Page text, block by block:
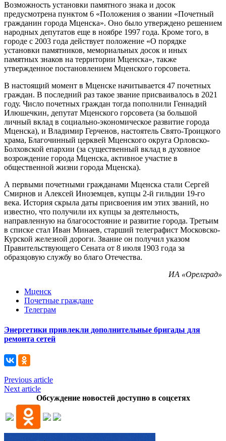
Возможность установки памятного знака и досок
предусмотрена пунктом 6 «Положения о звании «Почетный
гражданин города Мценска». Оно было утверждено решением
народных депутатов еще в ноябре 1997 года. Кроме того, в
городе с 2003 года действует положение «О порядке
установки памятников, мемориальных досок и иных
памятных знаков на территории Мценска», также
утвержденное постановлением Мценского горсовета.
В настоящий момент в Мценске начитывается 47 почетных
граждан. В последний раз такое звание присваивалось в 2021
году. Число почетных граждан тогда пополнили Геннадий
Илюшечкин, депутат Мценского горсовета (за большой
личный вклад в социально-экономическое развитие города
Мценска), и Владимир Герченов, настоятель Свято-Троицкого
храма, Благочинный церквей Мценского округа Орловско-
Болховской епархии (за существенный вклад в духовное
возрождение города Мценска, активное участие в
общественной жизни города Мценска).
А первыми почетными гражданами Мценска стали Сергей
Смирнов и Алексей Иноземцев, купцы 2-й гильдии 19-го
века. История скрыла даты присвоения им этих званий, но
известно, что получили их купцы за деятельность,
направленную на благосостояние и развитие города. Третьим
в списке стал Иван Минаев, старший телеграфист Московско-
Курской железной дороги. Звание он получил указом
Правительствующего Сената от 8 июля 1903 года за
образцовую службу во благо Отечества.
ИА «Орелград»
Мценск
Почетные граждане
Телеграм
Энергетики привлекли дополнительные бригады для
ремонта сетей
Previous article
Next article
Обсуждение новостей доступно в соцсетях